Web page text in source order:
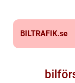
BILTRAFIK.se